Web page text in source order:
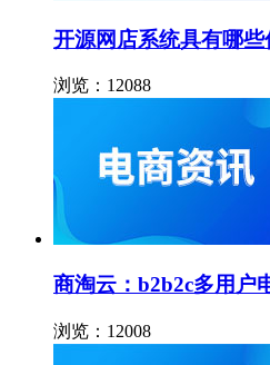
开源网店系统具有哪些
浏览：12088
商淘云：b2b2c多用户
浏览：12008